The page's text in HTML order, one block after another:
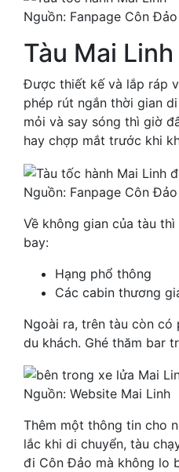
Nguồn: Fanpage Côn Đảo
Tàu Mai
Được thiết kế và lắp ráp
phép rút ngắn thời gian
mỏi và say sóng thì giờ
hay chợp mắt trước khi
Nguồn: Fanpage Côn Đảo
Về không gian của tàu
bay:
Hạng phổ thông
Các cabin thương
Ngoài ra, trên tàu còn có
du khách. Ghé thăm bar
Nguồn: Website Mai Linh
Thêm một thông tin cho
lắc khi di chuyển, tàu
đi Côn Đảo mà không lo